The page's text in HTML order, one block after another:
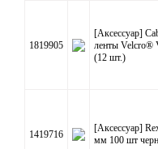
1819905
[Аксессуар]
ленты Velcro®
(12 шт.)
1419716
[Аксессуар]
мм 100 шт